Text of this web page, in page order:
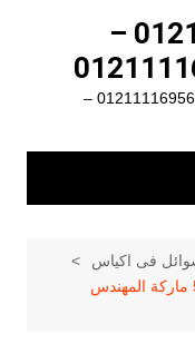
تعبئة وتغليف 01211116954 –
ماكينات التعبئة و التغليف 01211116954 – 01211116956 –
ماكينات تعبئه وتغليف سوايل موديل 505 ماركة المهندس